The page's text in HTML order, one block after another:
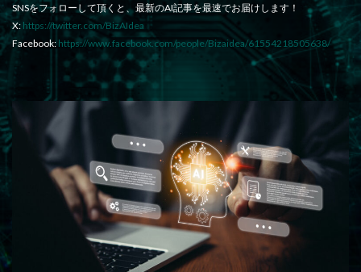
SNSをフォローして頂くと、最新のAI記事を最速でお届けします！
X: https://twitter.com/BizAIdea
Facebook: https://www.facebook.com/people/Bizaidea/61554218505638/